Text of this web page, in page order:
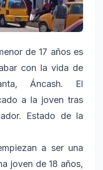
de 17 años es
con la vida de
Áncash. El
a la joven tras
Estado de la
a ser una
joven de 18 años,